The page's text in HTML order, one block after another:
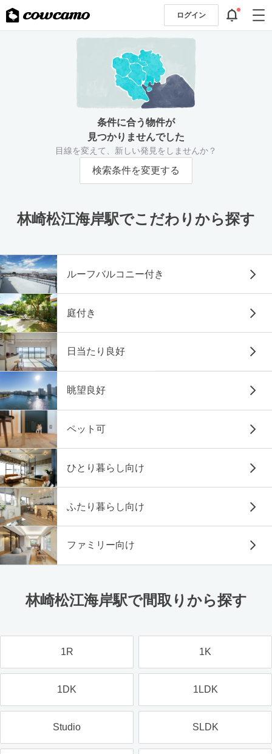
ログイン
条件に合う物件が
見つかりませんでした
目線を変えて、新しい発見をしませんか？
検索条件を変更する
林崎松江海岸駅でこだわりから探す
ルーフバルコニー付き
庭付き
日当たり良好
眺望良好
ペット可
ひとり暮らし向け
ふたり暮らし向け
ファミリー向け
林崎松江海岸駅で間取りから探す
1R 1K
1DK 1LDK
Studio SLDK